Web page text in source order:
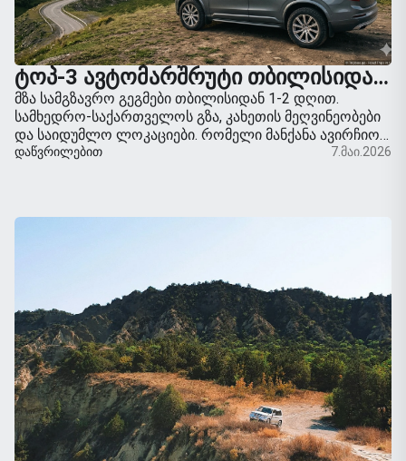
ᲢᲝᲞ-3 ᲐᲕᲢᲝᲛᲐᲠᲨᲠᲣᲢᲘ ᲗᲑᲘᲚᲘᲡᲘᲓᲐᲜ ᲣᲥᲛᲔᲔᲑᲖᲔ: ᲡᲐᲓ ᲬᲐᲕᲘᲓᲔᲗ ᲛᲐᲜᲥᲐᲜᲘᲗ
მზა სამგზავრო გეგმები თბილისიდან 1-2 დღით.
სამხედრო-საქართველოს გზა, კახეთის მეღვინეობები
და საიდუმლო ლოკაციები. რომელი მანქანა ავირჩიოთ
მოგზაურობისთვის.
ᲓᲐᲬᲕᲠᲘᲚᲔᲑᲘᲗ 7.მაი.2026